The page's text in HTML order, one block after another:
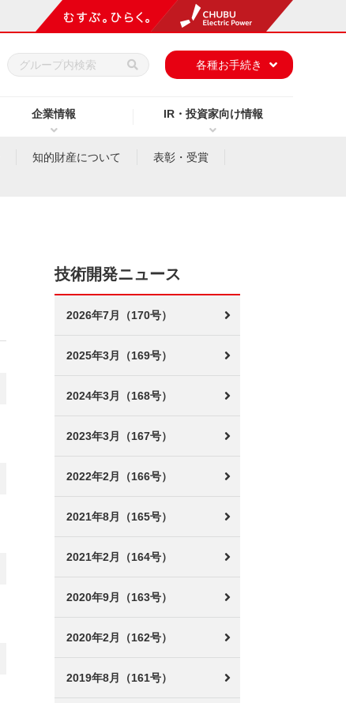
企業情報 IR・投資家向け情報
各種お手続き
知的財産について
表彰・受賞
技術開発ニュース
2026年7月（170号）
2025年3月（169号）
2024年3月（168号）
2023年3月（167号）
2022年2月（166号）
2021年8月（165号）
2021年2月（164号）
2020年9月（163号）
2020年2月（162号）
2019年8月（161号）